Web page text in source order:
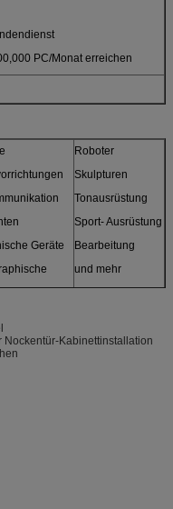
PC/Monat erreichen
Geräte
Roboter
Skulpturen
Tonausrüstung
Sport- Ausrüstung
Bearbeitung
und mehr
Kabinettinstallation